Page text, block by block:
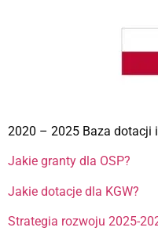
2020 – 2025 Baza dotacji
Jakie granty dla OSP?
Jakie dotacje dla KGW?
Strategia rozwoju 2025-